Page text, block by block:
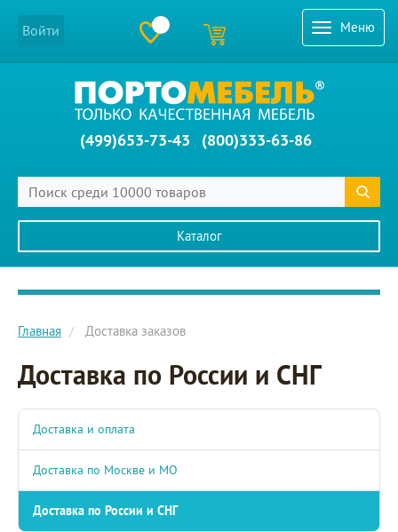
Меню
Войти
(499)653-73-43 (800)333-63-86
Каталог
Главное меню сайта
Главная Доставка заказов
Доставка по России и СНГ
Доставка и оплата
Доставка по Москве и МО
Доставка по России и СНГ